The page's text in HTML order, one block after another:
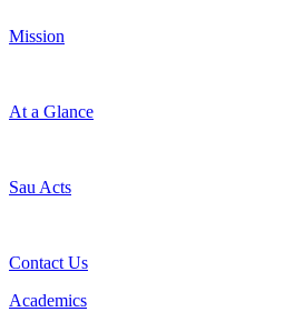
Mission
At a Glance
Sau Acts
Contact Us
Academics